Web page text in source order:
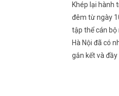
Khép lại hành
đêm từ ngày
tập thể cán bộ
Hà Nội đã có
gắn kết và đầy